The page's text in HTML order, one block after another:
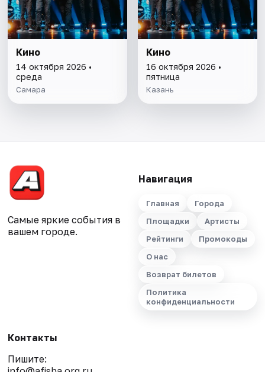
Кино
14 октября 2026 •
среда
Самара
Кино
16 октября 2026 •
пятница
Казань
Самые яркие события в
вашем городе.
Навигация
Главная
Города
Площадки
Артисты
Рейтинги
Промокоды
О нас
Возврат билетов
Политика
конфиденциальности
Контакты
Пишите: